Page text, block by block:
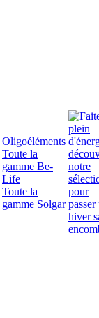
Oligoéléments
Toute la
gamme Be-
Life
Toute la
gamme Solgar